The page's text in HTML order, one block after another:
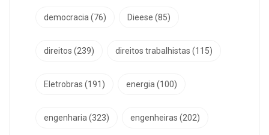
democracia (76) Dieese (85)
direitos (239) direitos trabalhistas (115)
Eletrobras (191) energia (100)
engenharia (323) engenheiras (202)